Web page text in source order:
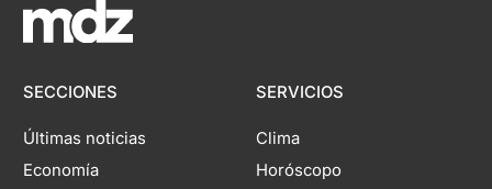
SECCIONES
Últimas noticias
Economía
SERVICIOS
Clima
Horóscopo